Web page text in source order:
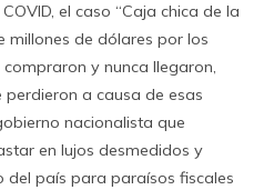
el caso “Caja chica de la
millones de dólares por los
y nunca llegaron,
a causa de esas
nacionalista que
en lujos desmedidos y
país para paraísos fiscales